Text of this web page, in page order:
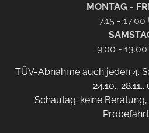
MONTAG -
7.15 - 17.00
9.00 -
TÜV-Abnahme auch jeden 4.
24.10., 28.11..
Schautag: keine Beratung,